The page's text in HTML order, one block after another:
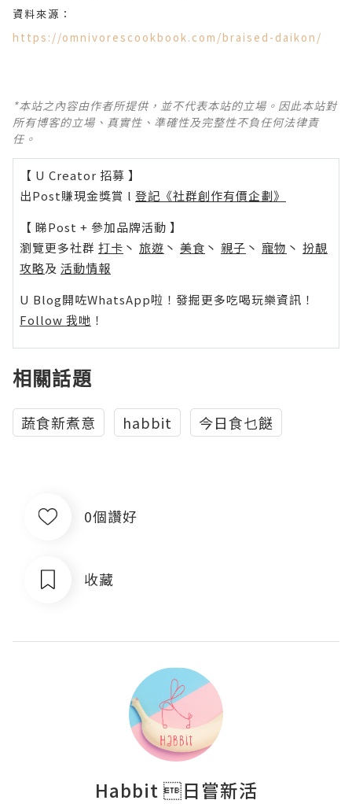
資料來源：
https://omnivorescookbook.com/braised-daikon/
*本站之內容由作者所提供，並不代表本站的立場。因此本站對
所有博客的立場、真實性、準確性及完整性不負任何法律責
任。
【 U Creator 招募 】
出Post賺現金獎賞 l 登記《社群創作有價企劃》
【 睇Post + 參加品牌活動 】
瀏覽更多社群 打卡 丶 旅遊 丶 美食 丶 親子 丶 寵物 丶 扮靚
攻略及 活動情報
U Blog開咗WhatsApp啦！發掘更多吃喝玩樂資訊！
Follow 我哋 ！
相關話題
蔬食新煮意 habbit 今日食乜餸
0個讚好
收藏
Habbit 日嘗新活